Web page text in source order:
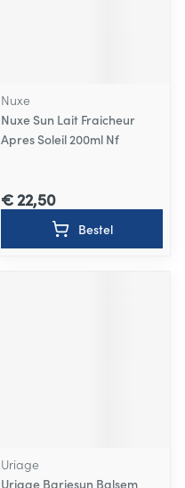
Nuxe
Nuxe Sun Lait Fraicheur
Apres Soleil 200ml Nf
€ 22,50
Bestel
Uriage
Uriage Bariesun Balsem